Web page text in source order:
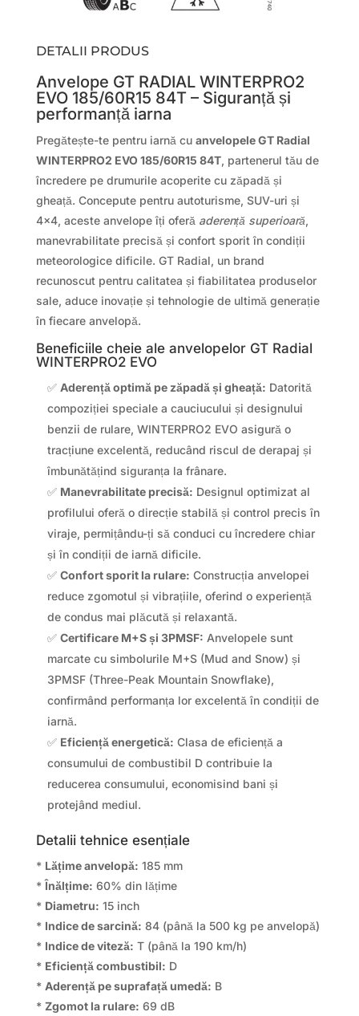
DETALII PRODUS
Anvelope GT RADIAL WINTERPRO2
EVO 185/60R15 84T – Siguranță și
performanță iarna
Pregătește-te pentru iarnă cu anvelopele GT Radial
WINTERPRO2 EVO 185/60R15 84T, partenerul tău de
încredere pe drumurile acoperite cu zăpadă și
gheață. Concepute pentru autoturisme, SUV-uri și
4×4, aceste anvelope îți oferă aderență superioară,
manevrabilitate precisă și confort sporit în condiții
meteorologice dificile. GT Radial, un brand
recunoscut pentru calitatea și fiabilitatea produselor
sale, aduce inovație și tehnologie de ultimă generație
în fiecare anvelopă.
Beneficiile cheie ale anvelopelor GT Radial
WINTERPRO2 EVO
✅ Aderență optimă pe zăpadă și gheață: Datorită
compoziției speciale a cauciucului și designului
benzii de rulare, WINTERPRO2 EVO asigură o
tracțiune excelentă, reducând riscul de derapaj și
îmbunătățind siguranța la frânare.
✅ Manevrabilitate precisă: Designul optimizat al
profilului oferă o direcție stabilă și control precis în
viraje, permițându-ți să conduci cu încredere chiar
și în condiții de iarnă dificile.
✅ Confort sporit la rulare: Construcția anvelopei
reduce zgomotul și vibrațiile, oferind o experiență
de condus mai plăcută și relaxantă.
✅ Certificare M+S și 3PMSF: Anvelopele sunt
marcate cu simbolurile M+S (Mud and Snow) și
3PMSF (Three-Peak Mountain Snowflake),
confirmând performanța lor excelentă în condiții de
iarnă.
✅ Eficiență energetică: Clasa de eficiență a
consumului de combustibil D contribuie la
reducerea consumului, economisind bani și
protejând mediul.
Detalii tehnice esențiale
* Lățime anvelopă: 185 mm
*Înălțime: 60% din lățime
* Diametru: 15 inch
* Indice de sarcină: 84 (până la 500 kg pe anvelopă)
* Indice de viteză: T (până la 190 km/h)
* Eficiență combustibil: D
* Aderență pe suprafață umedă: B
* Zgomot la rulare: 69 dB